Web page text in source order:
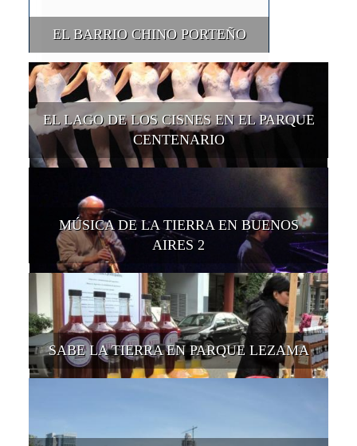
EL BARRIO CHINO PORTEÑO
EL LAGO DE LOS CISNES EN EL PARQUE
CENTENARIO
MÚSICA DE LA TIERRA EN BUENOS
AIRES 2
SABE LA TIERRA EN PARQUE LEZAMA